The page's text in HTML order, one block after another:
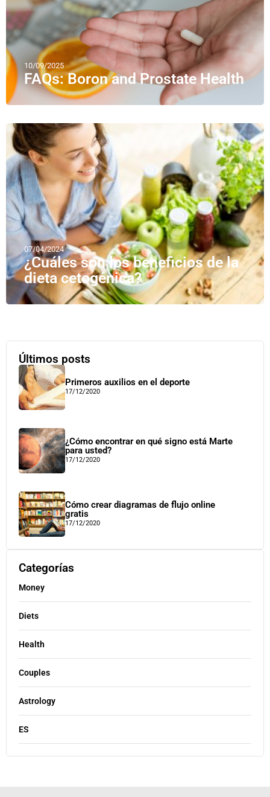
10/09/2025
FAQs: Boron and Prostate Health
07/04/2024
¿Cuáles son los beneficios de la
dieta cetogénica?
Últimos posts
Primeros auxilios en el deporte
17/12/2020
¿Cómo encontrar en qué signo está Marte
para usted?
17/12/2020
Cómo crear diagramas de flujo online
gratis
17/12/2020
Categorías
Money
Diets
Health
Couples
Astrology
ES